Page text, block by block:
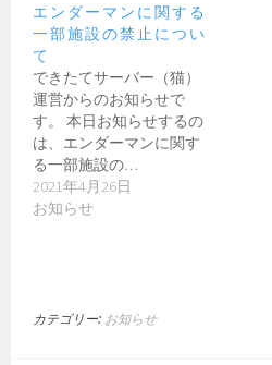
エンダーマンに関する
一部施設の禁止につい
て
できたてサーバー（猫）
運営からのお知らせで
す。 本日お知らせするの
は、エンダーマンに関す
る一部施設の…
2021年4月26日
お知らせ
カテゴリー: お知らせ